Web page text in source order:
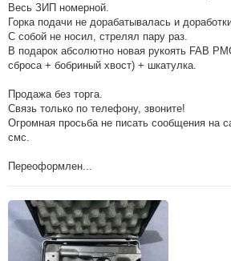
Весь ЗИП номерной.
Горка подачи не дорабатывалась и
С собой не носил, стрелял пару раз.
В подарок абсолютно новая рукоять FAB
сброса + бобриный хвост) + шкатулка.
Продажа без торга.
Связь только по телефону, звоните!
Огромная просьба не писать сообщения на
смс.
Переоформлен...